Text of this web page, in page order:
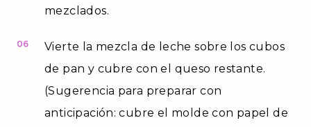
mezclados.
06
Vierte la mezcla de leche sobre los cubos
de pan y cubre con el queso restante.
(Sugerencia para preparar con
anticipación: cubre el molde con papel de